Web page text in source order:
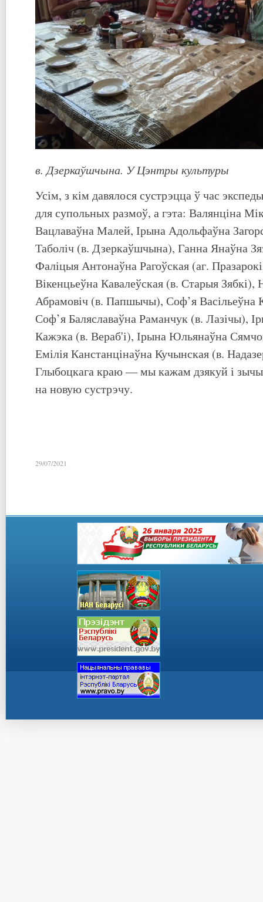
в. Дзеркаўшчына. У Цэнтры культуры
Усім, з кім давялося сустрэцца ў час
для супольных размоў, а гэта: Валянціна
Вацлаваўна Малей, Ірына Адольфаўна
Таболіч (в. Дзеркаўшчына), Ганна Янаўна
Фаліцыя Антонаўна Рагоўская (аг.
Вікенцьеўна Кавалеўская (в. Старыя Зябкі),
Абрамовіч (в. Папшычы), Соф’я Васільеўна
Соф’я Баляславаўна Раманчук (в. Лазічы),
Кажэка (в. Вераб'і), Ірына Юльянаўна
Емілія Канстанцінаўна Кучынская (в.
Глыбоцкага краю — мы кажам дзякуй і
на новую сустрэчу.
29/07/2021